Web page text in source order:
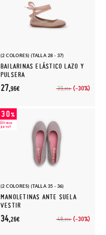
(2 COLORES) (TALLA 28 - 37)
BAILARINAS ELÁSTICO LAZO Y
PULSERA
39,95€ (-30%)
27,96€
(2 COLORES) (TALLA 35 - 36)
MANOLETINAS ANTE SUELA
VESTIR
48,95€ (-30%)
34,26€